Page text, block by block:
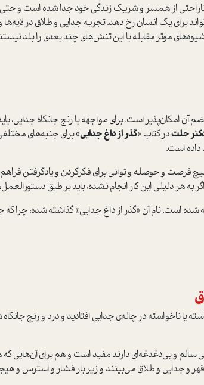
از همسر و شريک زندگي خود جدا شده است و حتي
براي يک انسان رخ دهد. تجربه جدايي و طلاق در
موثر مقابله با اين تنش‌هاي چند بعدي را بلد
است. براي مواجهه با رنج جانکاه جدايي،
حلتدر کتاب «گذر از داغ جدايي» براي جنبه‌هاي
داده است.
فرصت و حوصله و تواني براي فکر‌کردن و يادگرفتن
به هر دليلي اين کار انجام نشده، بايد بر طبق
است. نام آن «گذر از داغ جدايي» گذاشته شده، چرا که
ناخواسته در چاله‌ي جدايي افتاديد و درد و رنج
سالم و بي‌دغدغه‌اي دارند مفيد است و هم براي آن‌هايي
و جدايي و طلاق مي‌بينند و زير بار فشار و استرس